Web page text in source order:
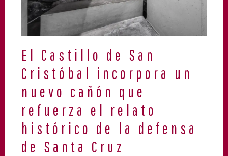
El Castillo de San
Cristóbal incorpora un
nuevo cañón que
refuerza el relato
histórico de la defensa
de Santa Cruz